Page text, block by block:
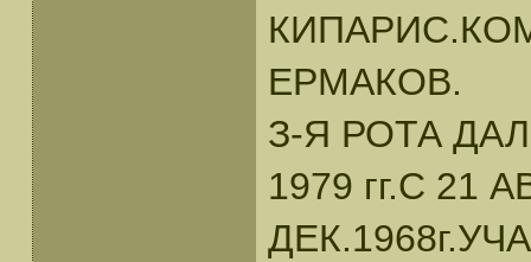
ЕРМАКОВ.
З-Я РОТА
1979 гг.С 21